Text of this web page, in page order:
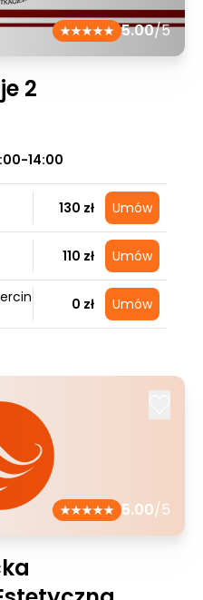
5.00/5
2
14:00
130 zł Umów
110 zł Umów
0 zł Umów
5.00/5